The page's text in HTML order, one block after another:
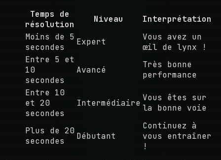
Temps de
résolution
Niveau
Interprétation
Moins de 5
secondes
Expert
Vous avez un
œil de lynx !
Entre 5 et
10
secondes
Avancé
Très bonne
performance
Entre 10
et 20
secondes
Intermédiaire
Vous êtes sur
la bonne voie
Plus de 20
secondes
Débutant
Continuez à
vous entraîner
!